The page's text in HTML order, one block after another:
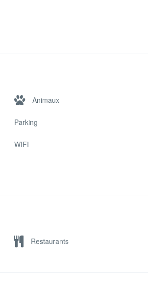
Animaux
Parking
WIFI
Restaurants